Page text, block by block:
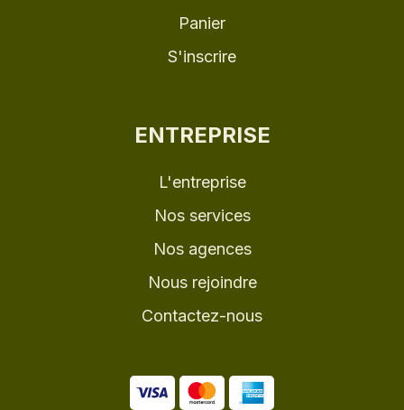
Panier
S'inscrire
ENTREPRISE
L'entreprise
Nos services
Nos agences
Nous rejoindre
Contactez-nous